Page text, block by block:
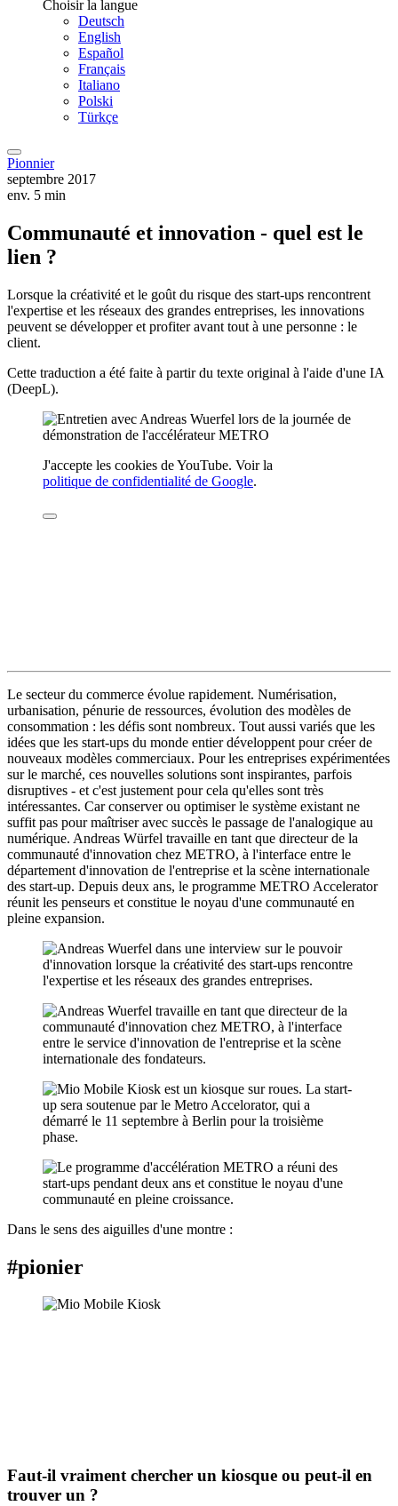
Choisir la langue
Deutsch
English
Español
Français
Italiano
Polski
Türkçe
Pionnier
septembre 2017
env. 5 min
Communauté et innovation - quel est le
lien ?
Lorsque la créativité et le goût du risque des start-ups rencontrent
l'expertise et les réseaux des grandes entreprises, les innovations
peuvent se développer et profiter avant tout à une personne : le
client.
Cette traduction a été faite à partir du texte original à l'aide d'une IA
(DeepL).
J'accepte les cookies de YouTube. Voir la
politique de confidentialité de Google.
Le secteur du commerce évolue rapidement. Numérisation,
urbanisation, pénurie de ressources, évolution des modèles de
consommation : les défis sont nombreux. Tout aussi variés que les
idées que les start-ups du monde entier développent pour créer de
nouveaux modèles commerciaux. Pour les entreprises expérimentées
sur le marché, ces nouvelles solutions sont inspirantes, parfois
disruptives - et c'est justement pour cela qu'elles sont très
intéressantes. Car conserver ou optimiser le système existant ne
suffit pas pour maîtriser avec succès le passage de l'analogique au
numérique. Andreas Würfel travaille en tant que directeur de la
communauté d'innovation chez METRO, à l'interface entre le
département d'innovation de l'entreprise et la scène internationale
des start-up. Depuis deux ans, le programme METRO Accelerator
réunit les penseurs et constitue le noyau d'une communauté en
pleine expansion.
Dans le sens des aiguilles d'une montre :
#pionier
Faut-il vraiment chercher un kiosque ou peut-il en
trouver un ?